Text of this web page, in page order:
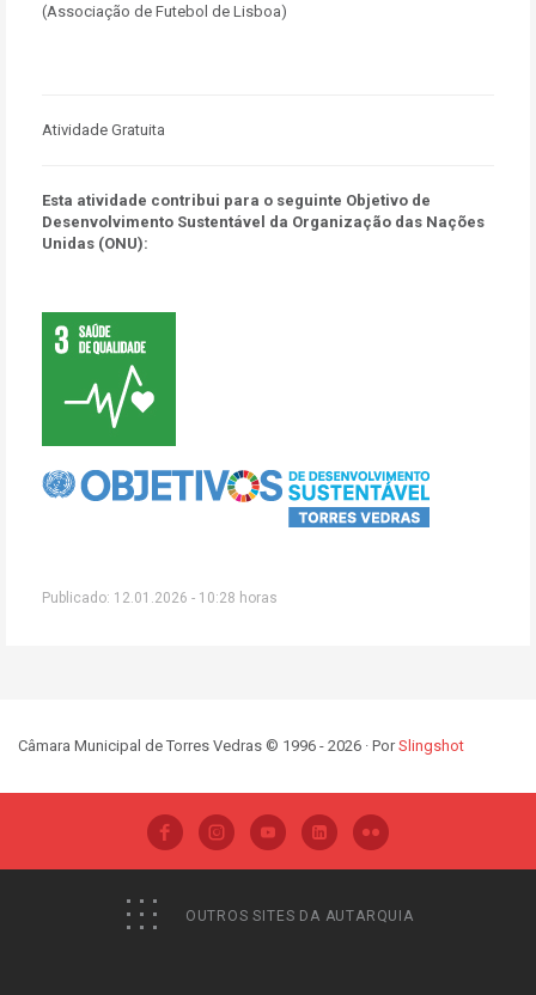
(Associação de Futebol de Lisboa)
Atividade Gratuita
Esta atividade contribui para o seguinte Objetivo de
Desenvolvimento Sustentável da Organização das Nações
Unidas (ONU):
Publicado: 12.01.2026 - 10:28 horas
Câmara Municipal de Torres Vedras © 1996 - 2026 · PorSlingshot
OUTROS SITES DA AUTARQUIA